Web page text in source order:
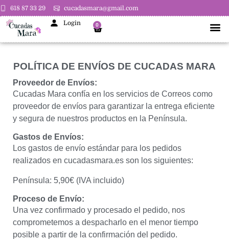
618 87 33 29 cucadasmara@gmail.com
Login 0
POLÍTICA DE ENVÍOS DE CUCADAS MARA
Proveedor de Envíos:
Cucadas Mara confía en los servicios de Correos como
proveedor de envíos para garantizar la entrega eficiente
y segura de nuestros productos en la Península.
Gastos de Envíos:
Los gastos de envío estándar para los pedidos
realizados en cucadasmara.es son los siguientes:
Península: 5,90€ (IVA incluido)
Proceso de Envío:
Una vez confirmado y procesado el pedido, nos
comprometemos a despacharlo en el menor tiempo
posible a partir de la confirmación del pedido.